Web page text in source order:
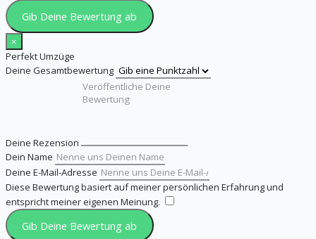
Gib Deine Bewertung ab
×
Perfekt Umzüge
Deine Gesamtbewertung
Deine Rezension
Dein Name
Deine E-Mail-Adresse
Diese Bewertung basiert auf meiner persönlichen Erfahrung und
entspricht meiner eigenen Meinung.
Gib Deine Bewertung ab